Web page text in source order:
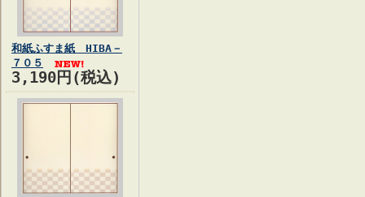
和紙ふすま紙 HIBA－
７０５
3,190円(税込)